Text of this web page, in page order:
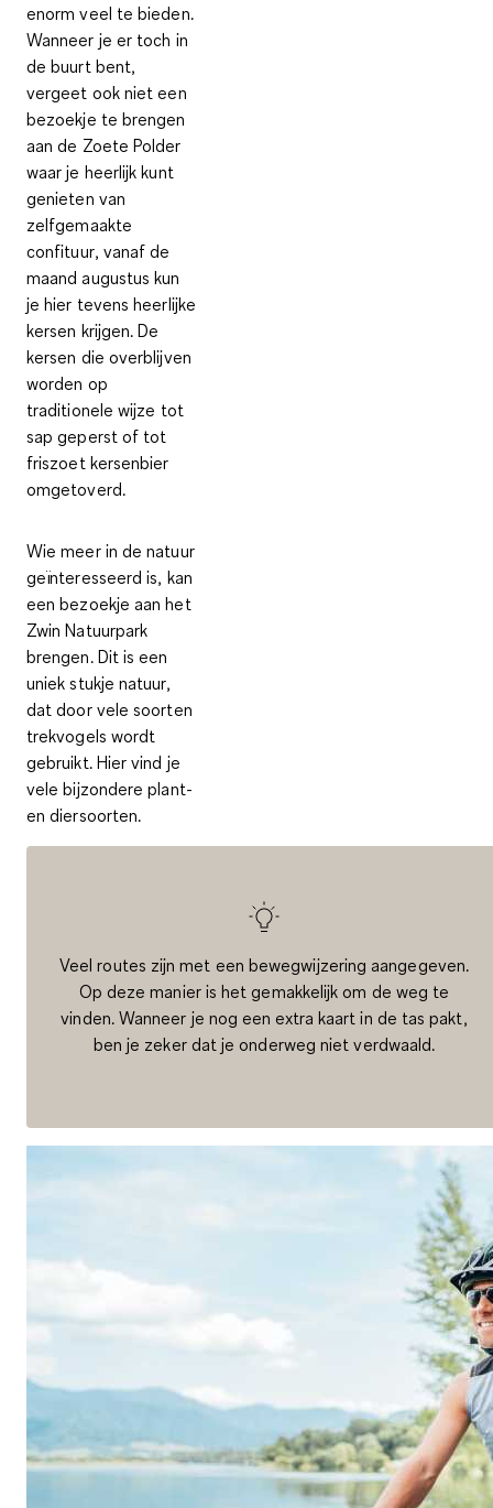
enorm veel te bieden.
Wanneer je er toch in
de buurt bent,
vergeet ook niet een
bezoekje te brengen
aan de Zoete Polder
waar je heerlijk kunt
genieten van
zelfgemaakte
confituur, vanaf de
maand augustus kun
je hier tevensheerlijke
kersen krijgen. De
kersen die overblijven
worden op
traditionele wijze tot
sap geperst of tot
friszoet kersenbier
omgetoverd.
Wie meer in denatuur
geïnteresseerd is, kan
een bezoekje aan het
Zwin Natuurpark
brengen. Dit is een
uniek stukje natuur,
dat door vele soorten
trekvogels wordt
gebruikt. Hier vind je
vele bijzondere plant-
en diersoorten.
Veel routes zijn met een bewegwijzering aangegeven.
Op deze manier is het gemakkelijk om de weg te
vinden. Wanneer je nog een extra kaart in de tas pakt,
ben je zeker dat je onderweg niet verdwaald.